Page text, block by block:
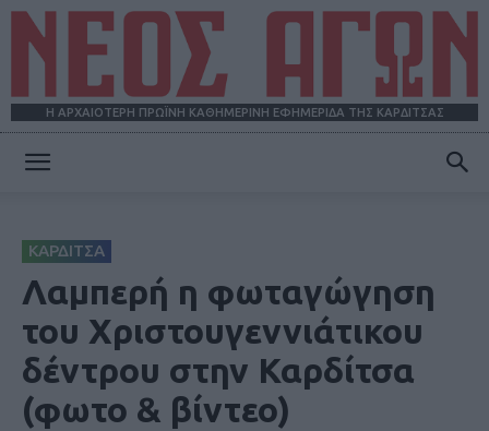
Η ΑΡΧΑΙΟΤΕΡΗ ΠΡΩΪΝΗ ΚΑΘΗΜΕΡΙΝΗ ΕΦΗΜΕΡΙΔΑ ΤΗΣ ΚΑΡΔΙΤΣΑΣ
ΚΑΡΔΙΤΣΑ
Λαμπερή η φωταγώγηση
του Χριστουγεννιάτικου
δέντρου στην Καρδίτσα
(φωτο & βίντεο)